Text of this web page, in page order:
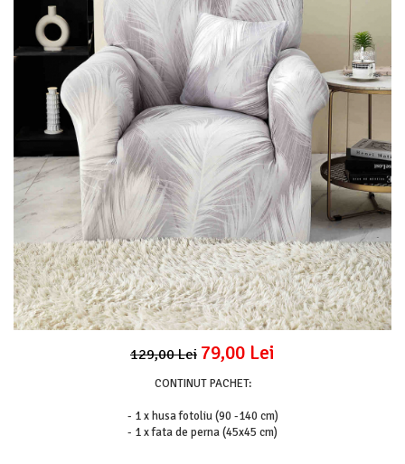
Lenjerii Pat Imprimeu 5D cu Elastic
Cearceaf cu Elastic pat 1 Persoana
Cearceaf cu Elastic pat 2 Persoane
Lenjerii Pat Inimi Brodate
Lenjerii Pat, Bumbac-Finet Premium, 1
Persoana
Lenjerii Pat, Bumbac-Finet Premium, 2
Persoane
Cearceaf cu Elastic
Cearceaf Normal
129,00 Lei 79,00 Lei
CONTINUT PACHET:
- 1 x husa fotoliu (90 -140 cm)
- 1 x fata de perna (45x45 cm)